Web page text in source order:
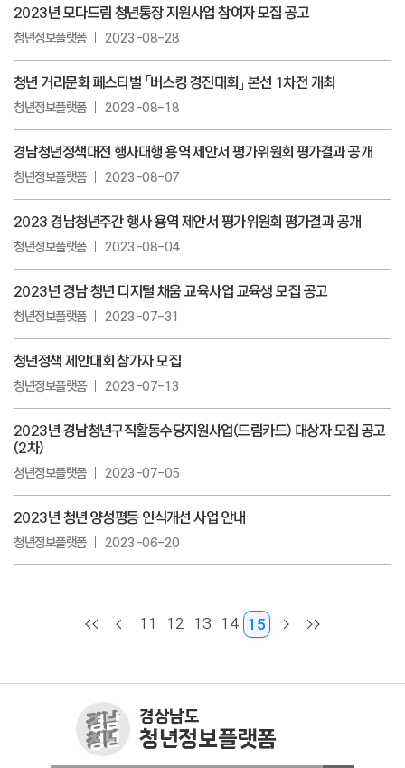
2023년 모다드림 청년통장 지원사업 참여자 모집 공고
청년정보플랫폼 2023-08-28
청년 거리문화 페스티벌 「버스킹 경진대회」 본선 1차전 개최
청년정보플랫폼 2023-08-18
경남청년정책대전 행사대행 용역 제안서 평가위원회 평가결과 공개
청년정보플랫폼 2023-08-07
2023 경남청년주간 행사 용역 제안서 평가위원회 평가결과 공개
청년정보플랫폼 2023-08-04
2023년 경남 청년 디지털 채움 교육사업 교육생 모집 공고
청년정보플랫폼 2023-07-31
청년정책 제안대회 참가자 모집
청년정보플랫폼 2023-07-13
2023년 경남청년구직활동수당지원사업(드림카드) 대상자 모집 공고
(2차)
청년정보플랫폼 2023-07-05
2023년 청년 양성평등 인식개선 사업 안내
청년정보플랫폼 2023-06-20
11 12 13 14 15
경상남도
청년정보플랫폼